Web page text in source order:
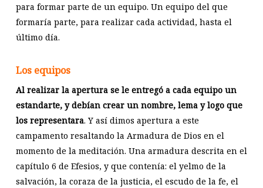
para formar parte de un equipo. Un equipo del que
formaría parte, para realizar cada actividad, hasta el
último día.
Los equipos
Al realizar la apertura se le entregó a cada equipo un
estandarte, y debían crear un nombre, lema y logo que
los representara. Y así dimos apertura a este
campamento resaltando la Armadura de Dios en el
momento de la meditación. Una armadura descrita en el
capítulo 6 de Efesios, y que contenía: el yelmo de la
salvación, la coraza de la justicia, el escudo de la fe, el